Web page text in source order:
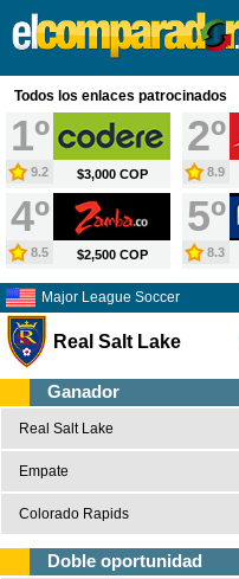
Todos los enlaces patrocinados
1º
9.2 $3,000 COP
2º
8.9
4º
8.5 $2,500 COP
5º
8.3
Major League Soccer
Real Salt Lake
Ganador
Real Salt Lake
Empate
Colorado Rapids
Doble oportunidad
X
Fútbol
España
Primera División
Segunda División
Segunda B
Tercera División
Copa del Rey
Europa
Premier League
Serie A
Bundesliga
Ligue 1
Champions League
Europa League
UEFA Nations League